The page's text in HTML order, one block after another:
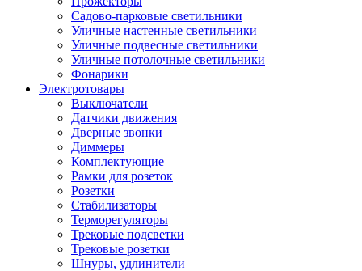
Садово-парковые светильники
Уличные настенные светильники
Уличные подвесные светильники
Уличные потолочные светильники
Фонарики
Электротовары
Выключатели
Датчики движения
Дверные звонки
Диммеры
Комплектующие
Рамки для розеток
Розетки
Стабилизаторы
Терморегуляторы
Трековые подсветки
Трековые розетки
Шнуры, удлинители